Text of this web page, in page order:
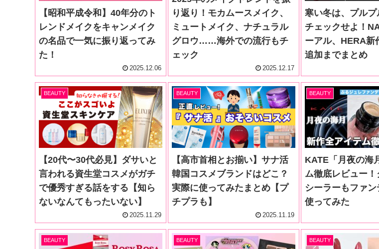
り返り！モカムースメイク、
ミュートメイク、ナチュラル
グロウ……海外での流行もチ
ェック
2025.12.17
【昭和平成令和】40年分のト
レンドメイクをキャンメイク
の名品で一気に振り返ってみ
た！
2025.12.06
寒い冬は、プルプ
チェックせよ！
ーアル、HERA新
追加までまとめ
BEAUTY
【20代〜30代必見】ダサいと
言われる資生堂コスメがガチ
で優秀すぎる話をする【知ら
ないなんてもったいない】
2025.11.29
BEAUTY
【高市首相とお揃い】サナ活
韓国コスメブランドはどこ？
実際に使ってみたまとめ【プ
チプラも】
2025.11.19
BEAUTY
KATE「月夜の海
ム徹底レビュー
シーラーもファ
使ってみた
BEAUTY BEAUTY BEAUTY